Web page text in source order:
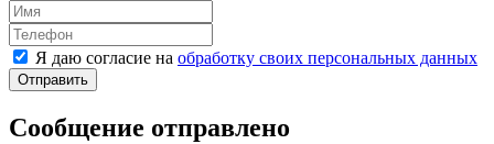
Я даю согласие на обработку своих персональных данных
Отправить
Сообщение отправлено